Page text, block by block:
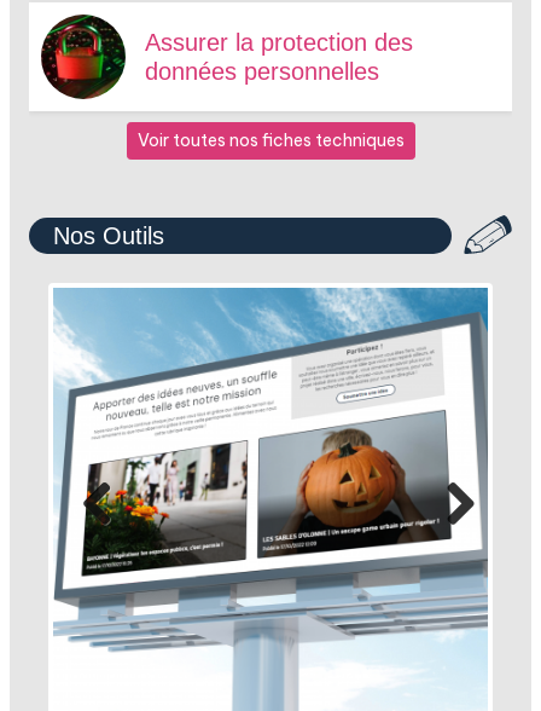
Assurer la protection des
données personnelles
Voir toutes nos fiches techniques
Nos Outils